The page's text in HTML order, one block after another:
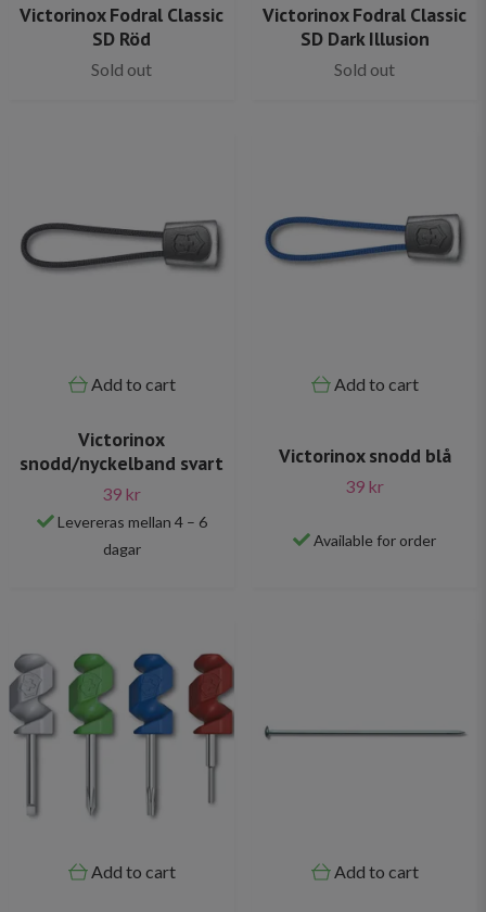
Victorinox Fodral Classic
SD Röd
Sold out
Victorinox Fodral Classic
SD Dark Illusion
Sold out
Add to cart
Victorinox
snodd/nyckelband svart
39 kr
Levereras mellan 4 – 6
dagar
Add to cart
Victorinox snodd blå
39 kr
Available for order
Add to cart Add to cart